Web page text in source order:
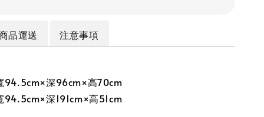
品運送 注意事項
94.5cm×深96cm×高70cm
94.5cm×深191cm×高51cm